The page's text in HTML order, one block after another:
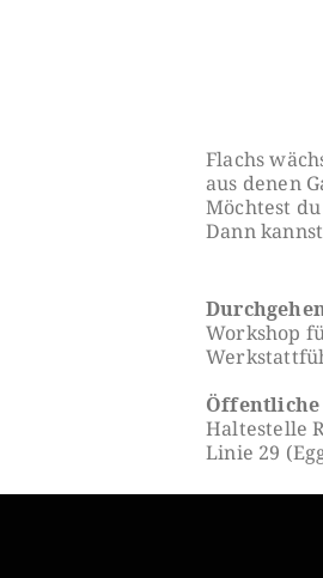
Flachs
aus denen
Möchtest
Dann
Workshop
Haltestelle
Linie 29